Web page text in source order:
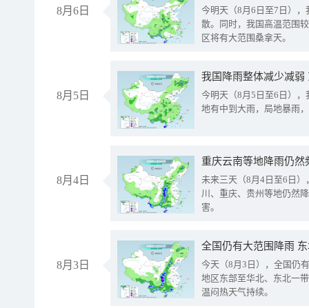
8月6日
今明天（8月6日至7日）
散。同时，我国高温范围
区将有大范围桑拿天。
8月5日
我国降雨整体减少减弱
今明天（8月5日至6日）
地有中到大雨，局地暴雨
8月4日
重庆云南等地降雨仍然
未来三天（8月4日至6日
川、重庆、贵州等地仍然
害。
8月3日
全国仍有大范围降雨
今天（8月3日），全国仍
地区东部至华北、东北一
温闷热天气持续。